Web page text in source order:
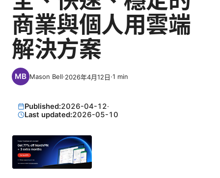
商業與個人用雲端
解決方案
Mason Bell·2026年4月12日·1 min
Published:2026-04-12·
Last updated:2026-05-10